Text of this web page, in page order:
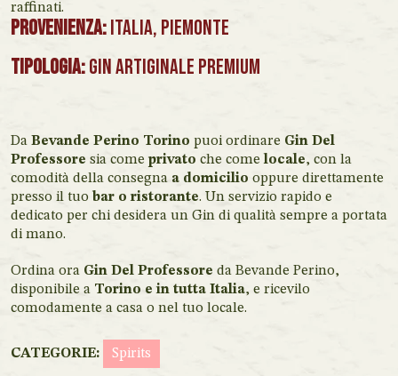
raffinati.
Provenienza:Italia, Piemonte
Tipologia:Gin Artiginale Premium
Da Bevande Perino Torino puoi ordinare Gin Del
Professore sia come privato che comelocale, con la
comodità della consegna a domicilio oppure direttamente
presso il tuo bar o ristorante. Un servizio rapido e
dedicato per chi desidera un Gin di qualità sempre a portata
di mano.
Ordina ora Gin Del Professore da Bevande Perino,
disponibile a Torino e in tutta Italia, e ricevilo
comodamente a casa o nel tuo locale.
CATEGORIE: Spirits